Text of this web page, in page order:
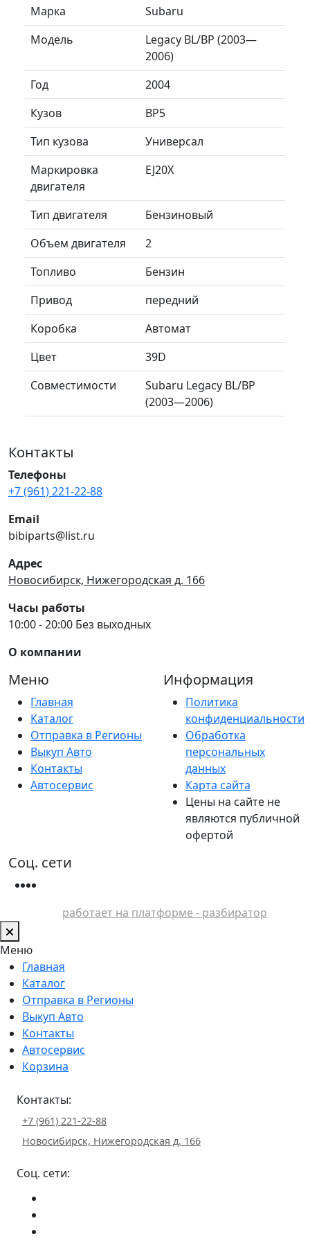
Марка
Subaru
Модель
Legacy BL/BP (2003—
2006)
Год
2004
Кузов
BP5
Тип кузова
Универсал
Маркировка
двигателя
EJ20X
Тип двигателя
Бензиновый
Объем двигателя
2
Топливо
Бензин
Привод
передний
Коробка
Автомат
Цвет
39D
Совместимости
Subaru Legacy BL/BP
(2003—2006)
Контакты
Телефоны
+7 (961) 221-22-88
Email
bibiparts@list.ru
Адрес
Новосибирск, Нижегородская д. 166
Часы работы
10:00 - 20:00 Без выходных
О компании
Меню
Главная
Каталог
Отправка в Регионы
Выкуп Авто
Контакты
Автосервис
Информация
Политика
конфиденциальности
Обработка
персональных
данных
Карта сайта
Цены на сайте не
являются публичной
офертой
Соц. сети
работает на платформе - разбиратор
Меню
Главная
Каталог
Отправка в Регионы
Выкуп Авто
Контакты
Автосервис
Корзина
Контакты:
+7 (961) 221-22-88
Новосибирск, Нижегородская д. 166
Соц. сети: